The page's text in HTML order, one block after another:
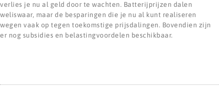
verlies je nu al geld door te wachten. Batterijprijzen dalen
weliswaar, maar de besparingen die je nu al kunt realiseren
wegen vaak op tegen toekomstige prijsdalingen. Bovendien zijn
er nog subsidies en belastingvoordelen beschikbaar.